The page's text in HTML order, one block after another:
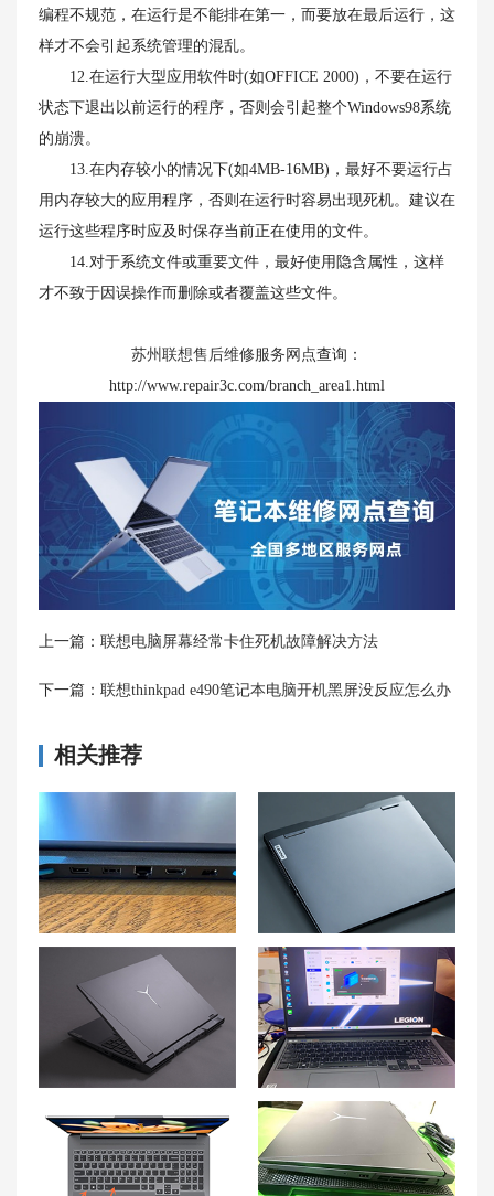
编程不规范，在运行是不能排在第一，而要放在最后运行，这
样才不会引起系统管理的混乱。
12.在运行大型应用软件时(如OFFICE 2000)，不要在运行
状态下退出以前运行的程序，否则会引起整个Windows98系统
的崩溃。
13.在内存较小的情况下(如4MB-16MB)，最好不要运行占
用内存较大的应用程序，否则在运行时容易出现死机。建议在
运行这些程序时应及时保存当前正在使用的文件。
14.对于系统文件或重要文件，最好使用隐含属性，这样
才不致于因误操作而删除或者覆盖这些文件。
苏州联想售后维修服务网点查询：
http://www.repair3c.com/branch_area1.html
上一篇： 联想电脑屏幕经常卡住死机故障解决方法
下一篇： 联想thinkpad e490笔记本电脑开机黑屏没反应怎么办
相关推荐
联想游戏本G5000电源管理设置优化技巧 联想游戏本G5000外壳更换技巧与步骤